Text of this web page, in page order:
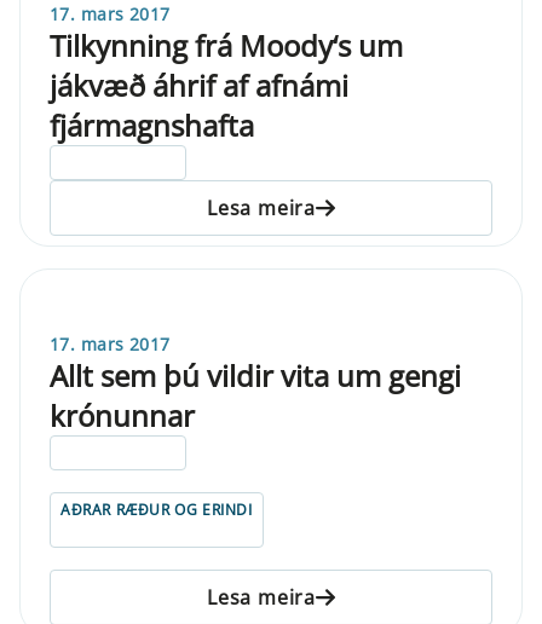
17. mars 2017
Tilkynning frá Moody‘s um
jákvæð áhrif af afnámi
fjármagnshafta
Lesa meira
17. mars 2017
Allt sem þú vildir vita um gengi
krónunnar
AÐRAR RÆÐUR OG ERINDI
Lesa meira